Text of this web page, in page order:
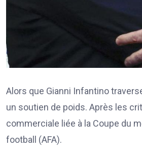
Alors que Gianni Infantino
un soutien de poids. Après les
commerciale liée à la Coupe du
football (AFA).